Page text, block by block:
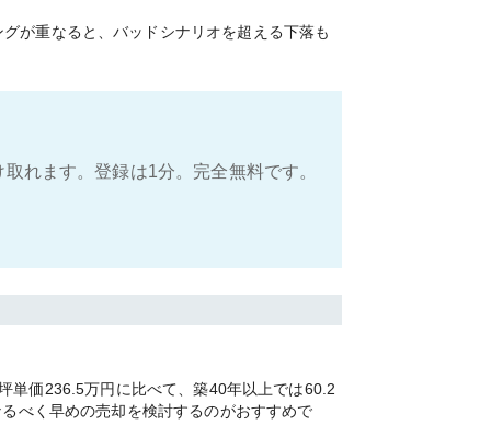
が重なると、バッドシナリオを超える下落も
れます。登録は1分。完全無料です。
単価236.5万円に比べて、築40年以上では60.2
べく早めの売却を検討するのがおすすめで